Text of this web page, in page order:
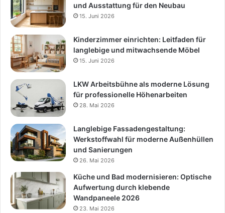
und Ausstattung für den Neubau
15. Juni 2026
Kinderzimmer einrichten: Leitfaden für
langlebige und mitwachsende Möbel
15. Juni 2026
LKW Arbeitsbühne als moderne Lösung
für professionelle Höhenarbeiten
28. Mai 2026
Langlebige Fassadengestaltung:
Werkstoffwahl für moderne Außenhüllen
und Sanierungen
26. Mai 2026
Küche und Bad modernisieren: Optische
Aufwertung durch klebende
Wandpaneele 2026
23. Mai 2026